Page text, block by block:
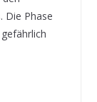
Die Phase